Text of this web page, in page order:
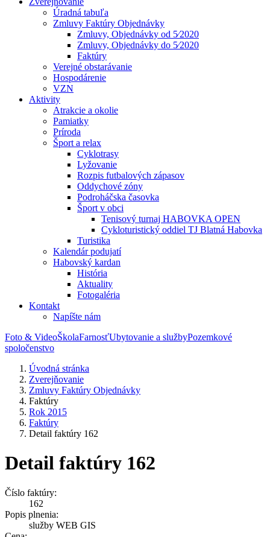
Úradná tabuľa
Zmluvy Faktúry Objednávky
Zmluvy, Objednávky od 5⁄2020
Zmluvy, Objednávky do 5⁄2020
Faktúry
Verejné obstarávanie
Hospodárenie
VZN
Aktivity
Atrakcie a okolie
Pamiatky
Príroda
Šport a relax
Cyklotrasy
Lyžovanie
Rozpis futbalových zápasov
Oddychové zóny
Podroháčska časovka
Šport v obci
Tenisový turnaj HABOVKA OPEN
Cykloturistický oddiel TJ Blatná Habovka
Turistika
Kalendár podujatí
Habovský kardan
História
Aktuality
Fotogaléria
Kontakt
Napíšte nám
Foto & VideoŠkolaFarnosťUbytovanie a službyPozemkové
spoločenstvo
Úvodná stránka
Zverejňovanie
Zmluvy Faktúry Objednávky
Faktúry
Rok 2015
Faktúry
Detail faktúry 162
Detail faktúry 162
Číslo faktúry:
162
Popis plnenia:
služby WEB GIS